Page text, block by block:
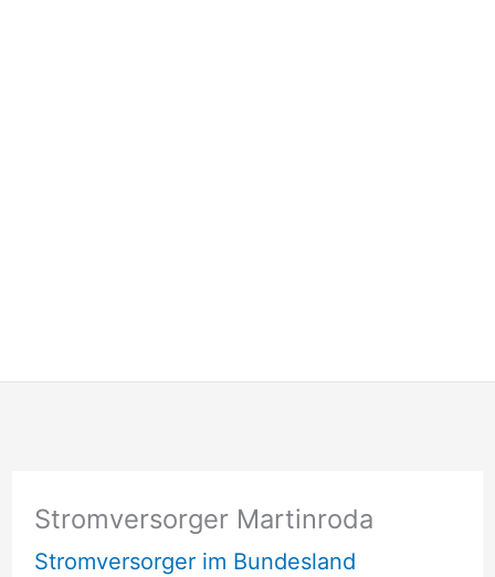
Stromversorger Martinroda
Stromversorger im Bundesland